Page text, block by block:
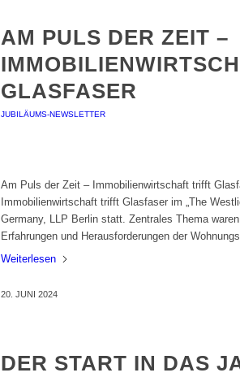
AM PULS DER ZEIT –
GLASFASER
JUBILÄUMS-NEWSLETTER
Am Puls der Zeit – Immobilienwirtschaft trifft
Immobilienwirtschaft trifft Glasfaser im „The
Germany, LLP Berlin statt. Zentrales Thema
Erfahrungen und Herausforderungen der
Weiterlesen
20. JUNI 2024
DER START IN DAS